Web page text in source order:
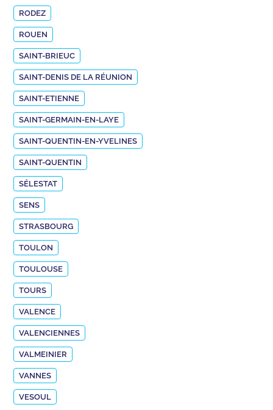
RODEZ
ROUEN
SAINT-BRIEUC
SAINT-DENIS DE LA RÉUNION
SAINT-ETIENNE
SAINT-GERMAIN-EN-LAYE
SAINT-QUENTIN-EN-YVELINES
SAINT-QUENTIN
SÉLESTAT
SENS
STRASBOURG
TOULON
TOULOUSE
TOURS
VALENCE
VALENCIENNES
VALMEINIER
VANNES
VESOUL